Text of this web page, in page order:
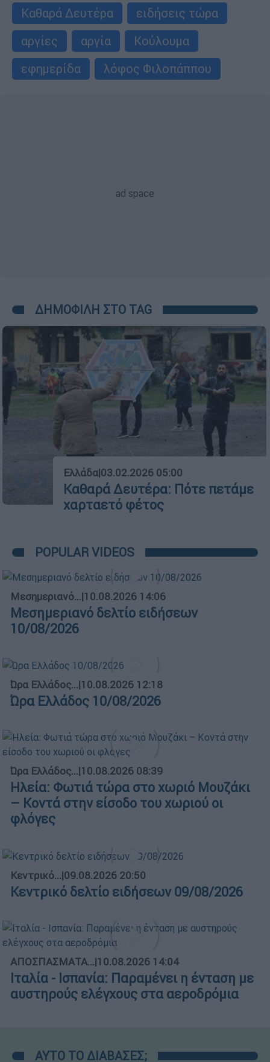
Καθαρά Δευτέρα
ειδήσεις τώρα
αργίες
αργία
Κούλουμα
εφημερίδα
λόφος Φιλοπάππου
ΔΗΜΟΦΙΛΗ ΣΤΟ TAG
01 Ελλάδα|03.02.2026 05:00
Καθαρά Δευτέρα: Πότε πετάμε
χαρταετό φέτος
POPULAR VIDEOS
Μεσημεριανό...|10.08.2026 14:06
Μεσημεριανό δελτίο ειδήσεων
10/08/2026
Ώρα Ελλάδος...|10.08.2026 12:18
Ώρα Ελλάδος 10/08/2026
Ώρα Ελλάδος...|10.08.2026 08:39
Ηλεία: Φωτιά τώρα στο χωριό Μουζάκι
– Κοντά στην είσοδο του χωριού οι
φλόγες
Κεντρικό...|09.08.2026 20:50
Κεντρικό δελτίο ειδήσεων 09/08/2026
ΑΠΟΣΠΑΣΜΑΤΑ...|10.08.2026 14:04
Ιταλία - Ισπανία: Παραμένει η ένταση με
αυστηρούς ελέγχους στα αεροδρόμια
ΑΥΤΟ ΤΟ ΔΙΑΒΑΣΕΣ;